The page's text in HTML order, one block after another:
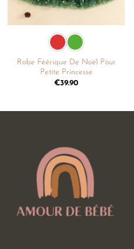
Robe Féérique De Noël Pour
Petite Princesse
€39.90